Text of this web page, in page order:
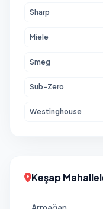
Sharp
Miele
Smeg
Sub-Zero
Westinghouse
Keşap